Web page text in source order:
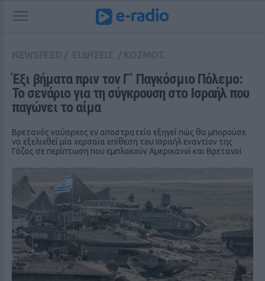
Έξι βήματα πριν τον Γ` Παγκόσμιο Πόλεμο:
Το σενάριο για τη σύγκρουση στο Ισραήλ που
παγώνει το αίμα
Βρετανός ναύαρχος εν αποστρατεία εξηγεί πώς θα μπορούσε
να εξελιχθεί μία χερσαία επίθεση του Ισραήλ εναντίον της
Γάζας σε περίπτωση που εμπλακούν Αμερικανοί και Βρετανοί